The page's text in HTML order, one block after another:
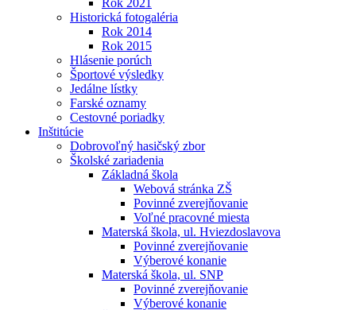
Rok 2021
Historická fotogaléria
Rok 2014
Rok 2015
Hlásenie porúch
Športové výsledky
Jedálne lístky
Farské oznamy
Cestovné poriadky
Inštitúcie
Dobrovoľný hasičský zbor
Školské zariadenia
Základná škola
Webová stránka ZŠ
Povinné zverejňovanie
Voľné pracovné miesta
Materská škola, ul. Hviezdoslavova
Povinné zverejňovanie
Výberové konanie
Materská škola, ul. SNP
Povinné zverejňovanie
Výberové konanie